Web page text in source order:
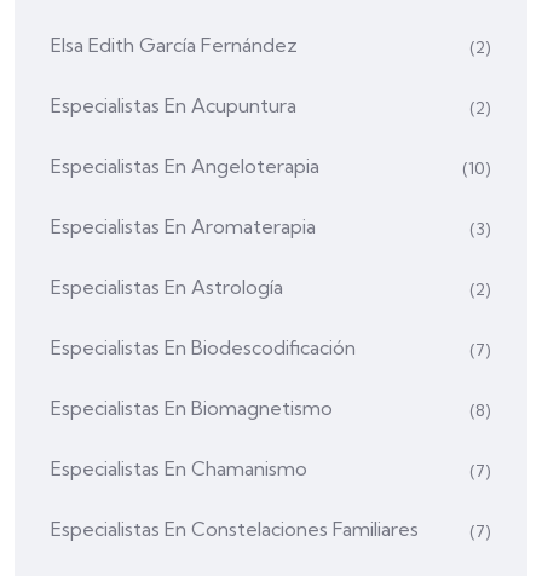
Elsa Edith García Fernández (2)
Especialistas En Acupuntura (2)
Especialistas En Angeloterapia (10)
Especialistas En Aromaterapia (3)
Especialistas En Astrología (2)
Especialistas En Biodescodificación (7)
Especialistas En Biomagnetismo (8)
Especialistas En Chamanismo (7)
Especialistas En Constelaciones Familiares (7)